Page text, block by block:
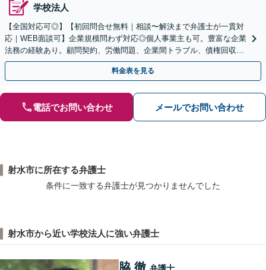
学校法人
【全国対応可◎】【初回問合せ無料｜相談〜解決まで弁護士が一貫対
応｜WEB面談可】企業規模問わず対応◎個人事業主も可。豊富な企業
法務の経験あり。顧問契約、労働問題、企業間トラブル、債権回収、
契約書のリーガルチェック等、サポートします。
料金表を見る
電話でお問い合わせ メールでお問い合わせ
射水市に所在する弁護士
条件に一致する弁護士が見つかりませんでした
射水市から近い学校法人に強い弁護士
脇 徹 弁護士